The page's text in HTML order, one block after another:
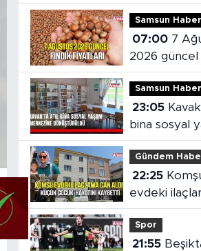
olacak?
Samsun Haber
07:00
2026 güncel
fiyatları
Samsun Haber
23:05
bina sosyal
merkezine
Gündem
22:25
evdeki
küçük
ölümüne
Spor
21:55